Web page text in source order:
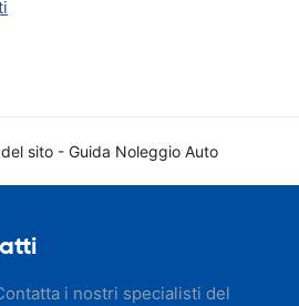
sito - Guida Noleggio Auto
i nostri specialisti del